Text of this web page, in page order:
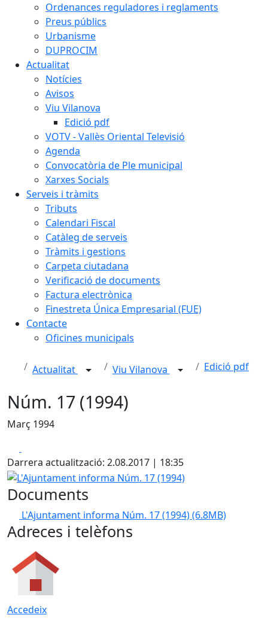
Ordenances reguladores i reglaments
Preus públics
Urbanisme
DUPROCIM
Actualitat
Notícies
Avisos
Viu Vilanova
Edició pdf
VOTV - Vallès Oriental Televisió
Agenda
Convocatòria de Ple municipal
Xarxes Socials
Serveis i tràmits
Tributs
Calendari Fiscal
Catàleg de serveis
Tràmits i gestions
Carpeta ciutadana
Verificació de documents
Factura electrònica
Finestreta Única Empresarial (FUE)
Contacte
Oficines municipals
Actualitat Viu Vilanova Edició pdf
Núm. 17 (1994)
Març 1994
Darrera actualització: 2.08.2017 | 18:35
L'Ajuntament informa Núm. 17 (1994)
Documents
L'Ajuntament informa Núm. 17 (1994)(6.8MB)
Adreces i telèfons
Accedeix